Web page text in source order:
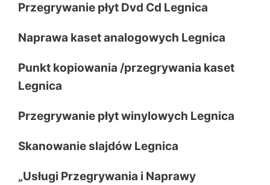
Przegrywanie płyt Dvd Cd Legnica
Naprawa kaset analogowych Legnica
Punkt kopiowania /przegrywania kaset
Legnica
Przegrywanie płyt winylowych Legnica
Skanowanie slajdów Legnica
„Usługi Przegrywania i Naprawy